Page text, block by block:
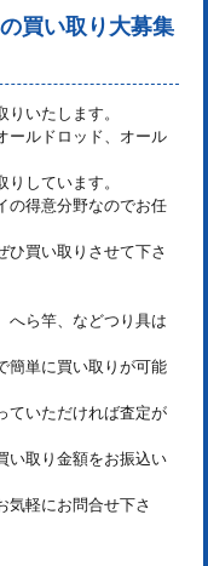
買い取り大募集
いたします。
ールドロッド、オール
しています。
の得意分野なのでお任
ひ買い取りさせて下さ
へら竿、などつり具は
簡単に買い取りが可能
いただければ査定が
い取り金額をお振込い
気軽にお問合せ下さ